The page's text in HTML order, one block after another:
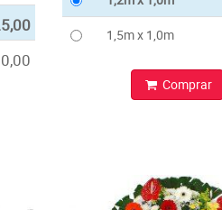
1,5m x 1,0m
Comprar